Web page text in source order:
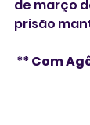
de março
prisão
** Com